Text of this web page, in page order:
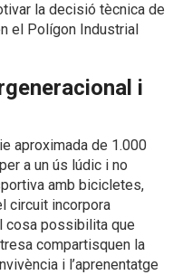
la decisió tècnica de
el Polígon Industrial
i
aproximada de 1.000
a un ús lúdic i no
amb bicicletes,
circuit incorpora
cosa possibilita que
compartisquen la
i l’aprenentatge